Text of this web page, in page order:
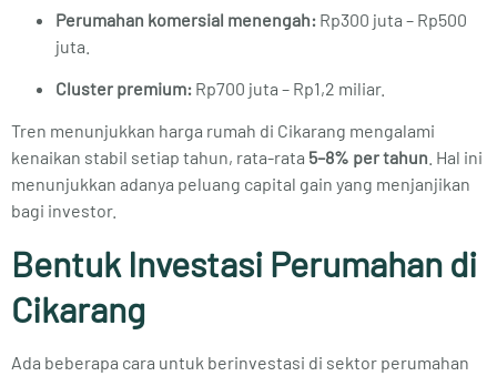
Perumahan komersial menengah: Rp300 juta – Rp500
juta.
Cluster premium: Rp700 juta – Rp1,2 miliar.
Tren menunjukkan harga rumah di Cikarang mengalami
kenaikan stabil setiap tahun, rata-rata 5–8% per tahun . Hal ini
menunjukkan adanya peluang capital gain yang menjanjikan
bagi investor.
Bentuk Investasi Perumahan di
Cikarang
Ada beberapa cara untuk berinvestasi di sektor perumahan